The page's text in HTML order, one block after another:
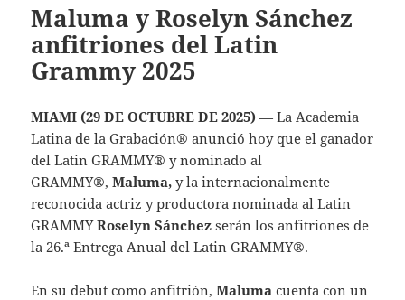
Maluma y Roselyn Sánchez
anfitriones del Latin
Grammy 2025
MIAMI (29 DE OCTUBRE DE 2025)— La Academia
Latina de la Grabación® anunció hoy que el ganador
del Latin GRAMMY® y nominado al
GRAMMY®,Maluma, y la internacionalmente
reconocida actriz y productora nominada al Latin
GRAMMYRoselyn Sánchez serán los anfitriones de
la 26.ª Entrega Anual del Latin GRAMMY®.
En su debut como anfitrión,Maluma cuenta con un